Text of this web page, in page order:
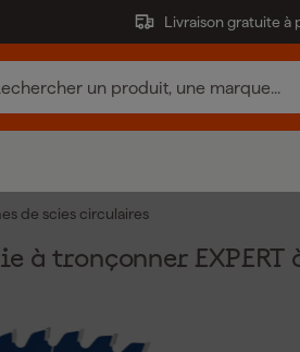
Livraison gratuite
de scies circulaires
à tronçonner